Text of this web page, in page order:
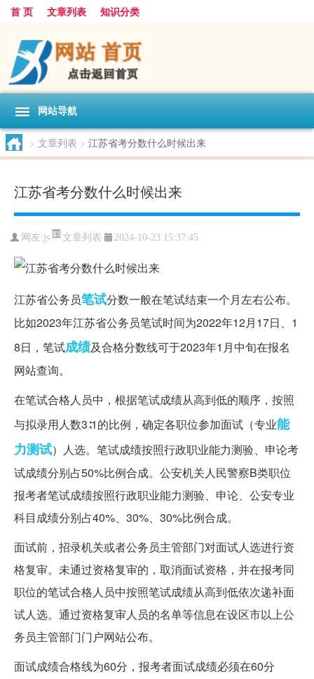
首 页 文章列表 知识分类
网站导航
> 文章列表 > 江苏省考分数什么时候出来
江苏省考分数什么时候出来
网友:js 文章列表 2024-10-23 15:37:45
江苏省公务员笔试分数一般在笔试结束一个月左右公布。
比如2023年江苏省公务员笔试时间为2022年12月17日、1
8日，笔试成绩及合格分数线可于2023年1月中旬在报名
网站查询。
在笔试合格人员中，根据笔试成绩从高到低的顺序，按照
与拟录用人数3∶1的比例，确定各职位参加面试（专业能
力测试）人选。笔试成绩按照行政职业能力测验、申论考
试成绩分别占50%比例合成。公安机关人民警察B类职位
报考者笔试成绩按照行政职业能力测验、申论、公安专业
科目成绩分别占40%、30%、30%比例合成。
面试前，招录机关或者公务员主管部门对面试人选进行资
格复审。未通过资格复审的，取消面试资格，并在报考同
职位的笔试合格人员中按照笔试成绩从高到低依次递补面
试人选。通过资格复审人员的名单等信息在设区市以上公
务员主管部门门户网站公布。
面试成绩合格线为60分，报考者面试成绩必须在60分